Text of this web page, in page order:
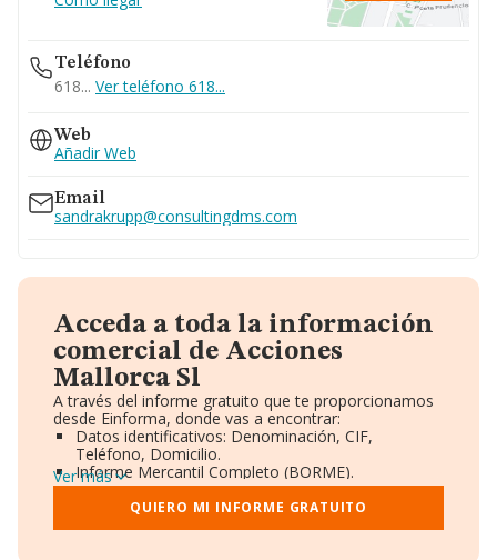
Teléfono
618... Ver teléfono 618...
Web
Añadir Web
Email
sandrakrupp@consultingdms.com
Acceda a toda la información
comercial de Acciones
Mallorca Sl
A través del informe gratuito que te proporcionamos
desde Einforma, donde vas a encontrar:
Datos identificativos: Denominación, CIF,
Teléfono, Domicilio.
Informe Mercantil Completo (BORME).
Gráficos de Evolución Ventas y Empleados.
Consejo de Administración y Administradores.
Directivos y Ejecutivos.
Ver más
QUIERO MI INFORME GRATUITO